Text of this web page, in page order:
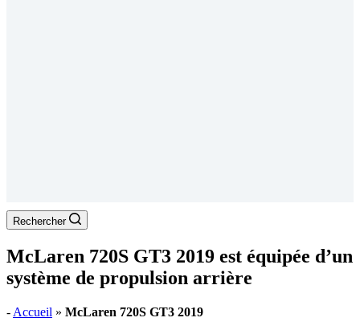
Rechercher
McLaren 720S GT3 2019 est équipée d’un
système de propulsion arrière
- Accueil » McLaren 720S GT3 2019